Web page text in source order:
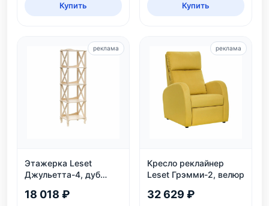
Купить Купить
Этажерка Leset
Джульетта-4, дуб
18 018 ₽
реклама
Кресло реклайнер
Leset Грэмми-2, велюр
32 629 ₽
реклама